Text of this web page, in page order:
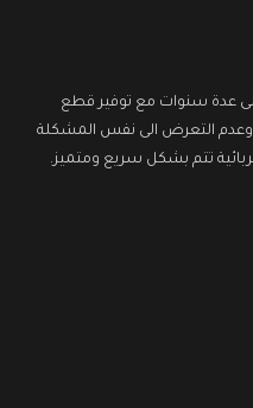
عدة سنوات مع توفير قطع
وعدم التعرض الى نفس المشكلة
تتم بشكل سريع ومتميز.